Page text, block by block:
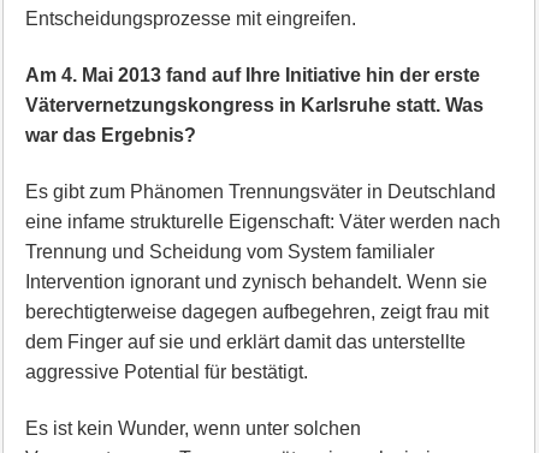
Entscheidungsprozesse mit eingreifen.
Am 4. Mai 2013 fand auf Ihre Initiative hin der erste
Vätervernetzungskongress in Karlsruhe statt. Was
war das Ergebnis?
Es gibt zum Phänomen Trennungsväter in Deutschland
eine infame strukturelle Eigenschaft: Väter werden nach
Trennung und Scheidung vom System familialer
Intervention ignorant und zynisch behandelt. Wenn sie
berechtigterweise dagegen aufbegehren, zeigt frau mit
dem Finger auf sie und erklärt damit das unterstellte
aggressive Potential für bestätigt.
Es ist kein Wunder, wenn unter solchen